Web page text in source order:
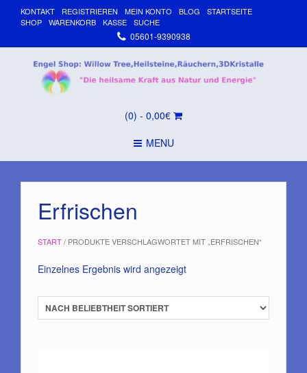
KONTAKT REGISTRIEREN MEIN KONTO BLOG
STARTSEITE
SHOP
WARENKORB KASSE SUCHE
05601-9390938
(0) - 0,00€
MENU
START/ PRODUKTE VERSCHLAGWORTET MIT „ERFRISCHEN“
Erfrischen
Einzelnes Ergebnis wird angezeigt